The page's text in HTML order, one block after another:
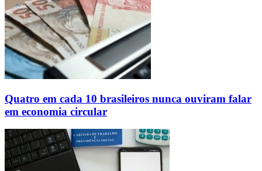
Quatro em cada 10 brasileiros nunca ouviram falar
em economia circular